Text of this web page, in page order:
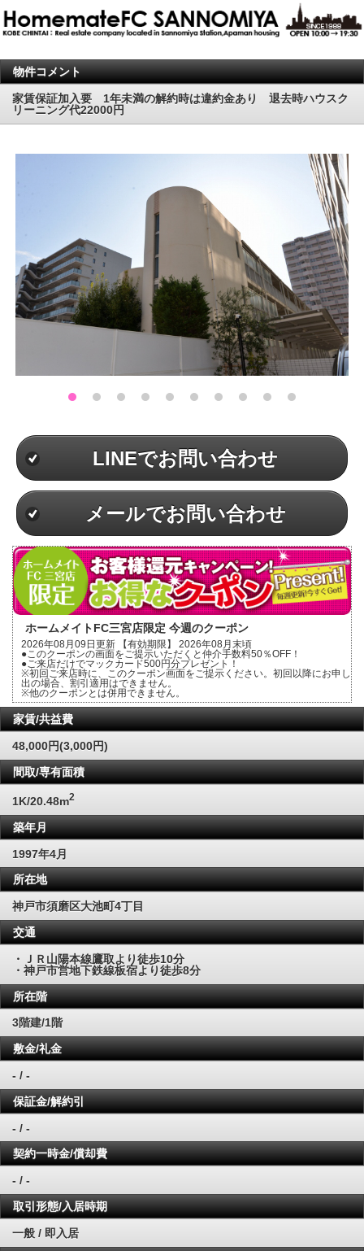
物件コメント
家賃保証加入要 1年未満の解約時は違約金あり 退去時ハウスク
リーニング代22000円
LINEでお問い合わせ
メールでお問い合わせ
ホームメイトFC三宮店限定 今週のクーポン
2026年08月09日更新 【有効期限】 2026年08月末頃
●このクーポンの画面をご提示いただくと仲介手数料50％OFF！
●ご来店だけでマックカード500円分プレゼント！
※初回ご来店時に、このクーポン画面をご提示ください。初回以降にお申し
出の場合、割引適用はできません。
※他のクーポンとは併用できません。
家賃/共益費
48,000円(3,000円)
間取/専有面積
1K/20.48m2
築年月
1997年4月
所在地
神戸市須磨区大池町4丁目
交通
・ＪＲ山陽本線鷹取より徒歩10分
・神戸市営地下鉄線板宿より徒歩8分
所在階
3階建/1階
敷金/礼金
- / -
保証金/解約引
- / -
契約一時金/償却費
- / -
取引形態/入居時期
一般 / 即入居